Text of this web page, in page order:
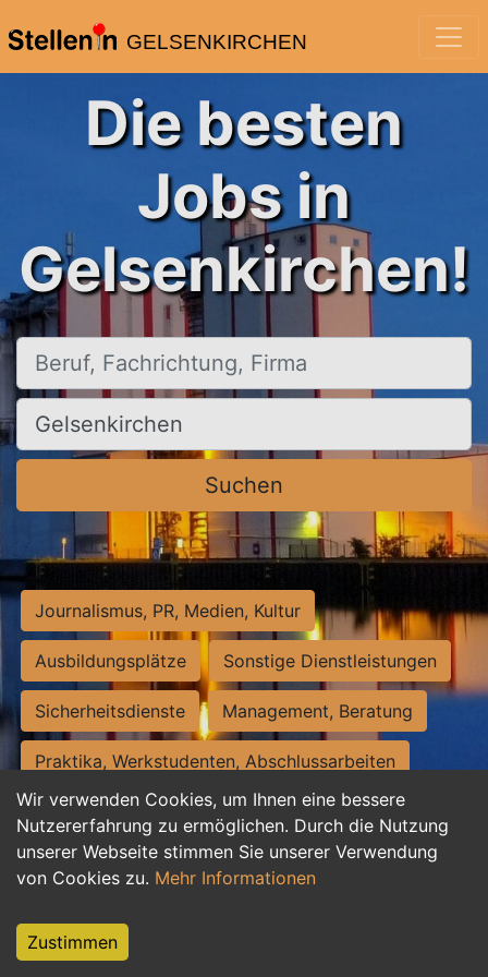
GELSENKIRCHEN
Wir verwenden Cookies, um Ihnen eine bessere
Nutzererfahrung zu ermöglichen. Durch die Nutzung
unserer Webseite stimmen Sie unserer Verwendung
von Cookies zu. Mehr Informationen
Zustimmen
Die besten
Jobs in
Gelsenkirchen!
Beruf, Fachrichtung, Firma
Ort, Stadt
Suchen
Journalismus, PR, Medien, Kultur
Ausbildungsplätze Sonstige Dienstleistungen
Sicherheitsdienste Management, Beratung
Praktika, Werkstudenten, Abschlussarbeiten
Personalwesen Assistenz, Sekretariat
Hilfskräfte, Aushilfs- und Nebenjobs
Weiterbildung, Studium, duale Ausbildung